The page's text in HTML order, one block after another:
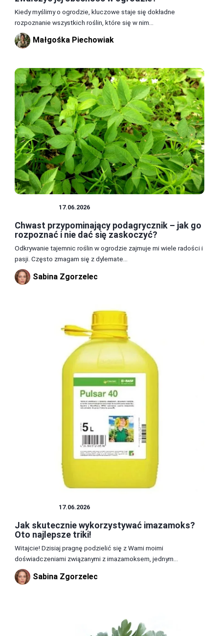
Kiedy myślimy o ogrodzie, kluczowe staje się dokładne
rozpoznanie wszystkich roślin, które się w nim...
Małgośka Piechowiak
17.06.2026
Chwast przypominający podagrycznik – jak go
rozpoznać i nie dać się zaskoczyć?
Odkrywanie tajemnic roślin w ogrodzie zajmuje mi wiele radości i
pasji. Często zmagam się z dylemate...
Sabina Zgorzelec
17.06.2026
Jak skutecznie wykorzystywać imazamoks?
Oto najlepsze triki!
Witajcie! Dzisiaj pragnę podzielić się z Wami moimi
doświadczeniami związanymi z imazamoksem, jednym...
Sabina Zgorzelec